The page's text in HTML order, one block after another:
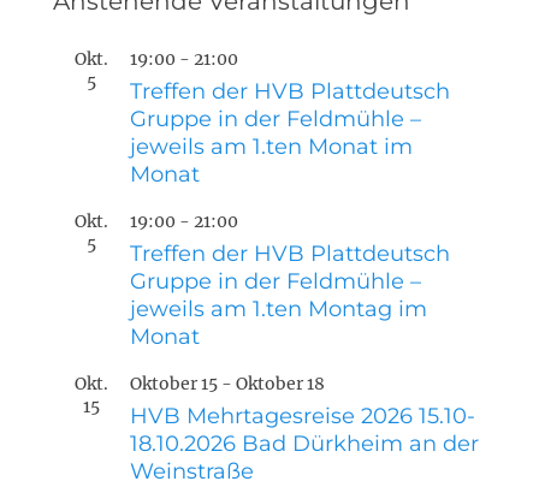
Okt.
5
19:00 - 21:00
Treffen der HVB Plattdeutsch
Gruppe in der Feldmühle –
jeweils am 1.ten Monat im
Monat
Okt.
5
19:00 - 21:00
Treffen der HVB Plattdeutsch
Gruppe in der Feldmühle –
jeweils am 1.ten Montag im
Monat
Okt.
15
Oktober 15 - Oktober 18
HVB Mehrtagesreise 2026 15.10-
18.10.2026 Bad Dürkheim an der
Weinstraße